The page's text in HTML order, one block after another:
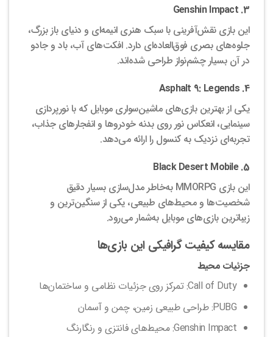
3. Genshin Impact
این بازی نقش‌آفرینی با سبک هنری انیمه‌ای و دنیای باز بزرگ،
جلوه‌های بصری فوق‌العاده‌ای دارد. افکت‌های آب، باد و جادو
در آن بسیار چشم‌نواز طراحی شده‌اند.
4. Asphalt 9: Legends
یکی از بهترین بازی‌های ماشین‌سواری موبایل که با نورپردازی
سینمایی، انعکاس نور روی بدنه خودروها و انفجارهای جذاب،
تجربه‌ای نزدیک به کنسول را ارائه می‌دهد.
5. Black Desert Mobile
این بازی MMORPG به‌خاطر مدل‌سازی بسیار دقیق
شخصیت‌ها و محیط‌های طبیعی، یکی از سنگین‌ترین و
زیباترین بازی‌های موبایل به‌شمار می‌رود.
مقایسه کیفیت گرافیکی این بازی‌ها
جزئیات محیط
Call of Duty: تمرکز روی جزئیات نظامی و ساختمان‌ها
PUBG: طراحی طبیعی زمین، چمن و آسمان
Genshin Impact: محیط‌های فانتزی و رنگارنگ